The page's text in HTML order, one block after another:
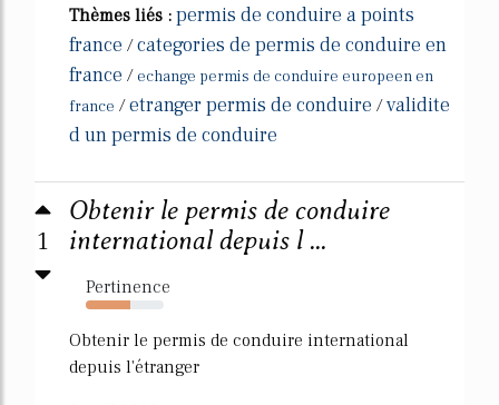
Thèmes liés : permis de conduire a points
france /categories de permis de conduire en
france / echange permis de conduire europeen en
france /etranger permis de conduire /validite
d un permis de conduire
1
Obtenir le permis de conduire
international depuis l ...
Pertinence
57%
Obtenir le permis de conduire international
depuis l'étranger